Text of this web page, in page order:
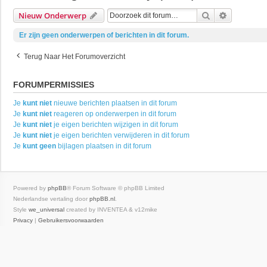
Nieuw Onderwerp Zoek
Er zijn geen onderwerpen of berichten in dit forum.
Terug Naar Het Forumoverzicht
FORUMPERMISSIES
Je kunt niet nieuwe berichten plaatsen in dit forum
Je kunt niet reageren op onderwerpen in dit forum
Je kunt niet je eigen berichten wijzigen in dit forum
Je kunt niet je eigen berichten verwijderen in dit forum
Je kunt geen bijlagen plaatsen in dit forum
Powered by phpBB® Forum Software © phpBB Limited
Nederlandse vertaling door phpBB.nl
Style we_universal created by INVENTEA & v12mike
Privacy | Gebruikersvoorwaarden